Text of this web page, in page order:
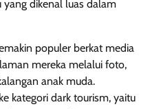
dikenal luas dalam
populer berkat media
mereka melalui foto,
anak muda.
kategori dark tourism, yaitu